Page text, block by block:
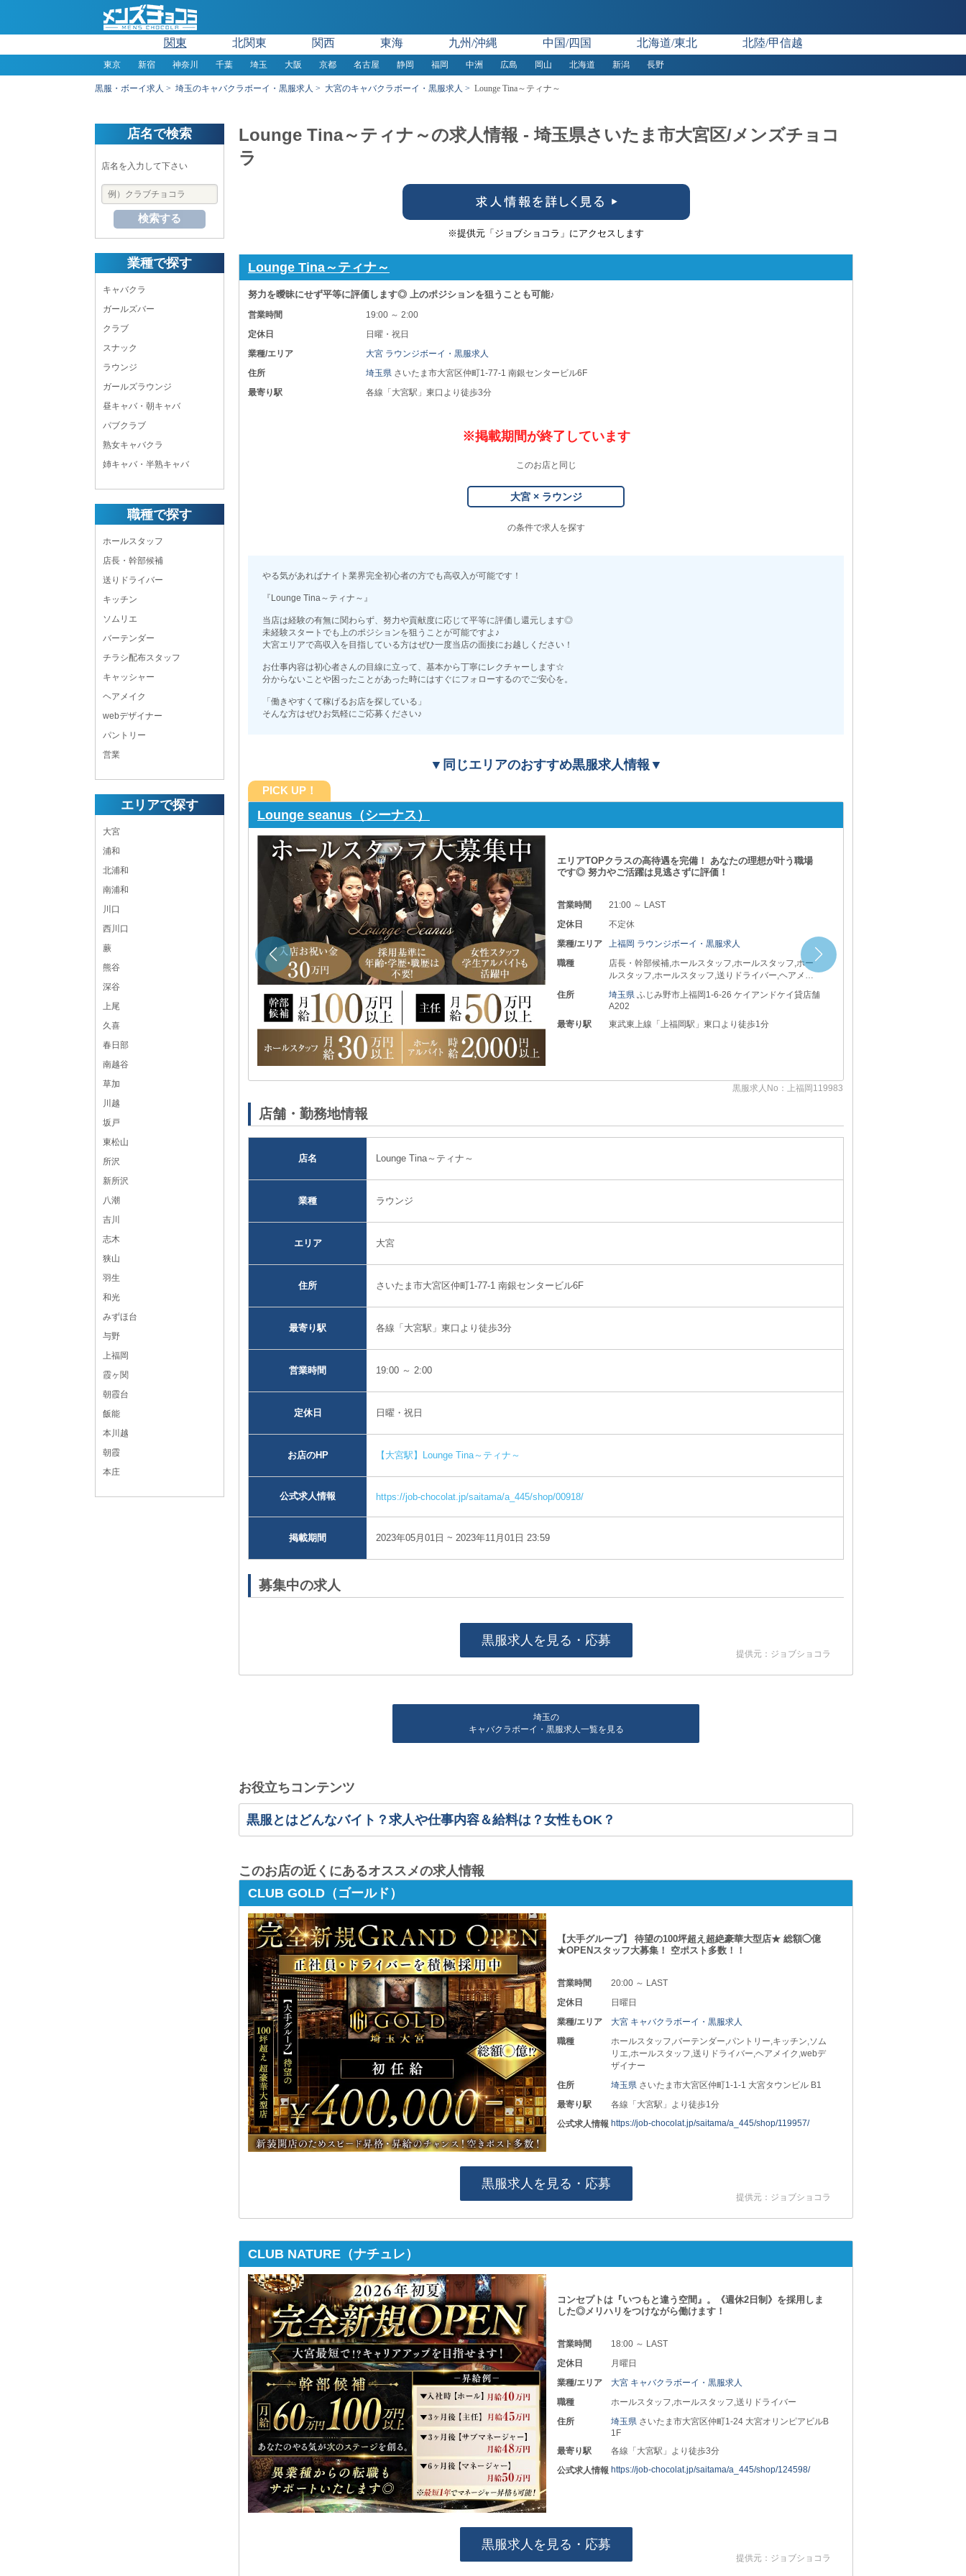
関東 北関東 関西 東海 九州/沖縄 中国/四国 北海道/東北 北陸/甲信越
東京 新宿 神奈川 千葉 埼玉 大阪 京都 名古屋 静岡 福岡 中洲 広島 岡山 北海道 新潟 長野
黒服・ボーイ求人 埼玉のキャバクラボーイ・黒服求人 大宮のキャバクラボーイ・黒服求人 Lounge Tina～ティナ～
店名で検索
店名を入力して下さい
検索する
業種で探す
キャバクラ
ガールズバー
クラブ
スナック
ラウンジ
ガールズラウンジ
昼キャバ・朝キャバ
パブクラブ
熟女キャバクラ
姉キャバ・半熟キャバ
職種で探す
ホールスタッフ
店長・幹部候補
送りドライバー
キッチン
ソムリエ
バーテンダー
チラシ配布スタッフ
キャッシャー
ヘアメイク
webデザイナー
パントリー
営業
エリアで探す
大宮
浦和
北浦和
南浦和
川口
西川口
蕨
熊谷
深谷
上尾
久喜
春日部
南越谷
草加
川越
坂戸
東松山
所沢
新所沢
八潮
吉川
志木
狭山
羽生
和光
みずほ台
与野
上福岡
霞ヶ関
朝霞台
飯能
本川越
朝霞
本庄
Lounge Tina～ティナ～の求人情報 - 埼玉県さいたま市大宮区/メンズチョコ
ラ
※提供元「ジョブショコラ」にアクセスします
Lounge Tina～ティナ～
努力を曖昧にせず平等に評価します◎ 上のポジションを狙うことも可能♪
営業時間
19:00 ～ 2:00
定休日
日曜・祝日
業種/エリア
大宮 ラウンジボーイ・黒服求人
住所
埼玉県 さいたま市大宮区仲町1-77-1 南銀センタービル6F
最寄り駅
各線「大宮駅」東口より徒歩3分
※掲載期間が終了しています
このお店と同じ
大宮 × ラウンジ
の条件で求人を探す
やる気があればナイト業界完全初心者の方でも高収入が可能です！
『Lounge Tina～ティナ～』
当店は経験の有無に関わらず、努力や貢献度に応じて平等に評価し還元します◎
未経験スタートでも上のポジションを狙うことが可能ですよ♪
大宮エリアで高収入を目指している方はぜひ一度当店の面接にお越しください！
お仕事内容は初心者さんの目線に立って、基本から丁寧にレクチャーします☆
分からないことや困ったことがあった時にはすぐにフォローするのでご安心を。
「働きやすくて稼げるお店を探している」
そんな方はぜひお気軽にご応募ください♪
▼同じエリアのおすすめ黒服求人情報▼
PICK UP！
で活躍できるドライバー大募集！
浦和 ラウンジボーイ・黒服求人
ホールスタッフ,送りドライバー
さいたま市北区宮原町2-17-9 大雅ビル 3F
Lounge seanus（シーナス）
エリアTOPクラスの高待遇を完備！ あなたの理想が叶う職場
です◎ 努力やご活躍は見逃さずに評価！
営業時間
21:00 ～ LAST
定休日
不定休
業種/エリア
上福岡 ラウンジボーイ・黒服求人
職種
店長・幹部候補,ホールスタッフ,ホールスタッフ,ホー
ルスタッフ,ホールスタッフ,送りドライバー,ヘアメイ
住所 埼玉県ふじみ野市上福岡1-6-26 ケイアンドケイ貸店舗
A202
最寄り駅
東武東上線「上福岡駅」東口より徒歩1分
黒服求人No：上福岡119983
店舗・勤務地情報
店名 Lounge Tina～ティナ～
業種 ラウンジ
エリア 大宮
住所 さいたま市大宮区仲町1-77-1 南銀センタービル6F
最寄り駅 各線「大宮駅」東口より徒歩3分
営業時間 19:00 ～ 2:00
定休日 日曜・祝日
お店のHP 【大宮駅】Lounge Tina～ティナ～
公式求人情報 https://job-chocolat.jp/saitama/a_445/shop/00918/
掲載期間 2023年05月01日 ~ 2023年11月01日 23:59
募集中の求人
黒服求人を見る・応募
提供元：ジョブショコラ
埼玉の
キャバクラボーイ・黒服求人一覧を見る
お役立ちコンテンツ
黒服とはどんなバイト？求人や仕事内容＆給料は？女性もOK？
このお店の近くにあるオススメの求人情報
CLUB GOLD（ゴールド）
【大手グループ】 待望の100坪超え超絶豪華大型店★ 総額◯億
★OPENスタッフ大募集！ 空ポスト多数！！
営業時間
20:00 ～ LAST
定休日
日曜日
業種/エリア
大宮 キャバクラボーイ・黒服求人
職種
ホールスタッフ,バーテンダー,パントリー,キッチン,ソム
リエ,ホールスタッフ,送りドライバー,ヘアメイク,webデ
ザイナー
住所
埼玉県 さいたま市大宮区仲町1-1-1 大宮タウンビル B1
最寄り駅
各線「大宮駅」より徒歩1分
公式求人情報 https://job-chocolat.jp/saitama/a_445/shop/119957/
黒服求人を見る・応募
提供元：ジョブショコラ
CLUB NATURE（ナチュレ）
コンセプトは『いつもと違う空間』。《週休2日制》を採用しま
した◎メリハリをつけながら働けます！
営業時間
18:00 ～ LAST
定休日
月曜日
業種/エリア
大宮 キャバクラボーイ・黒服求人
職種
ホールスタッフ,ホールスタッフ,送りドライバー
住所
埼玉県 さいたま市大宮区仲町1-24 大宮オリンピアビルB
1F
最寄り駅
各線「大宮駅」より徒歩3分
公式求人情報 https://job-chocolat.jp/saitama/a_445/shop/124598/
黒服求人を見る・応募
提供元：ジョブショコラ